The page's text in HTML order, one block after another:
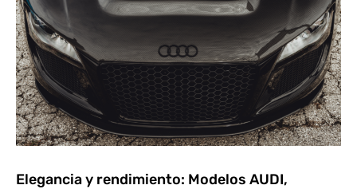
Elegancia y rendimiento: Modelos AUDI,